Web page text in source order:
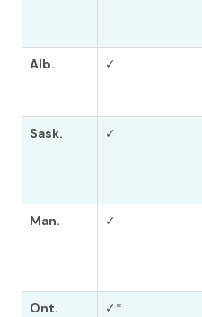
Alb. ✓
Sask. ✓
Man. ✓
Ont. ✓*